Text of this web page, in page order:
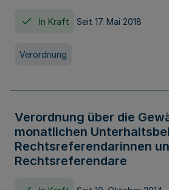
In Kraft Seit 17. Mai 2018
Verordnung
Verordnung über die
monatlichen
Rechtsreferendarinnen
Rechtsreferendare